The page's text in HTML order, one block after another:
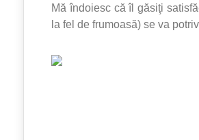
Mă îndoiesc că îl găsiţi
la fel de frumoasă) se va